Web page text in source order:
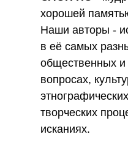
хорошей
Наши авторы -
в её самых
общественных
вопросах,
творческих
исканиях.